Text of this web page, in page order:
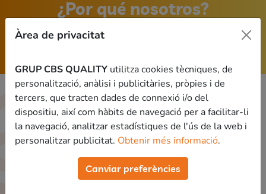
¿Por qué nosotros?
Descubre lo que nos hace únicos
Inversión
El precio del webinar es de10 euros.
Si tienes un código de descuento, te lo pedirá cuándo
hayas confirmado la compra (antes de hacer el pago).
Àrea de privacitat
GRUP CBS QUALITY utilitza cookies tècniques, de
personalització, anàlisi i publicitàries, pròpies i de
tercers, que tracten dades de connexió i/o del
dispositiu, així com hàbits de navegació per a facilitar-li
la navegació, analitzar estadístiques de l'ús de la web i
personalitzar publicitat. Obtenir més informació.
Canviar preferències